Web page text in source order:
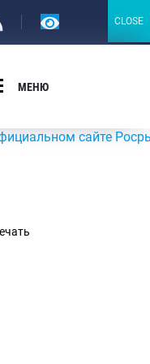
Версия
МЕНЮ
сайте
CLOSE
CLOSE